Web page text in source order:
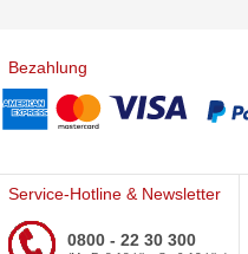
Bezahlung
Service-Hotline & Newsletter
0800 - 22 30 300